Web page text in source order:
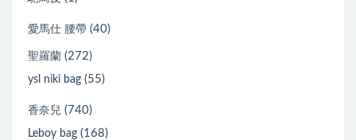
愛馬仕 腰帶 (40)
聖羅蘭 (272)
ysl niki bag (55)
香奈兒 (740)
Leboy bag (168)